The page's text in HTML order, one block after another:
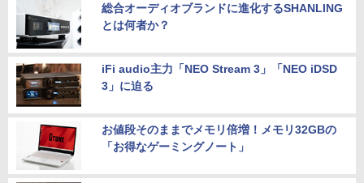
総合オーディオブランドに進化するSHANLING
とは何者か？
iFi audio主力「NEO Stream 3」「NEO iDSD
3」に迫る
お値段そのままでメモリ倍増！メモリ32GBの
「お得なゲーミングノート」